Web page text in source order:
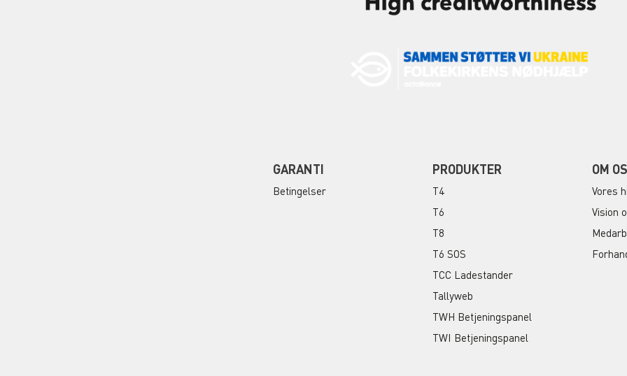
GARANTI
Betingelser
PRODUKTER
T4
T6
T8
T6 SOS
TCC Ladestander
Tallyweb
TWH Betjeningspanel
TWI Betjeningspanel
OM OS
Vores
Vision